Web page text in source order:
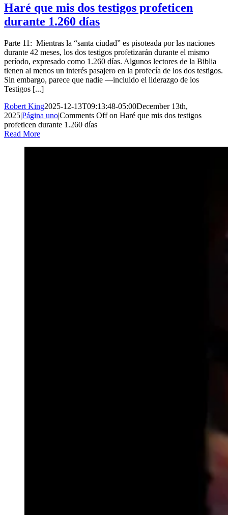
Haré que mis dos testigos profeticen
durante 1.260 días
Parte 11: Mientras la “santa ciudad” es pisoteada por las naciones
durante 42 meses, los dos testigos profetizarán durante el mismo
período, expresado como 1.260 días. Algunos lectores de la Biblia
tienen al menos un interés pasajero en la profecía de los dos testigos.
Sin embargo, parece que nadie —incluido el liderazgo de los
Testigos [...]
Robert King2025-12-13T09:13:48-05:00December 13th,
2025|Página uno|Comments Offon Haré que mis dos testigos
profeticen durante 1.260 días
Read More